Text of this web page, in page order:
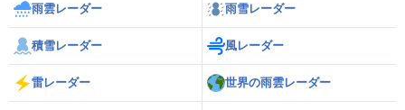
雨雲レーダー 雨雪レーダー
積雪レーダー 風レーダー
雷レーダー 世界の雨雲レーダー